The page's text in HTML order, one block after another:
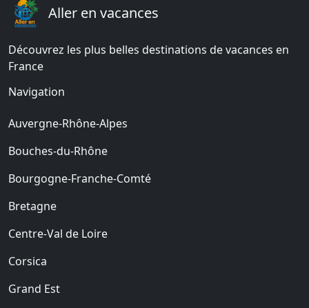
Aller en vacances
Découvrez les plus belles destinations de vacances en
France
Navigation
Auvergne-Rhône-Alpes
Bouches-du-Rhône
Bourgogne-Franche-Comté
Bretagne
Centre-Val de Loire
Corsica
Grand Est